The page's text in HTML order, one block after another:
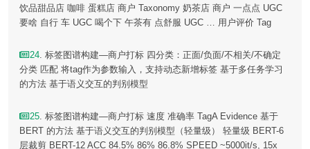
饮品甜品店 咖啡 蛋糕店 商户 Taxonomy 奶茶店 商户 一点点 UGC
要啥 自行 车 UGC 喝个下 午茶有 点舒服 UGC … 用户评价 Tag
24. 标签图谱构建—商户打标 四分类：正面/负面/不相关/不确定
分类 匹配 将tag作为参数输入，支持动态新增标签 基于多任务学习
的方法 基于语义交互的判别模型
25. 标签图谱构建—商户打标 速度 准确率 TagA Evidence 基于
BERT 的方法 基于语义交互的判别模型（轻量级） 轻量级 BERT-6
层裁剪 BERT-12 ACC 84.5% 86% 86.8% SPEED ~5000it/s, 15x